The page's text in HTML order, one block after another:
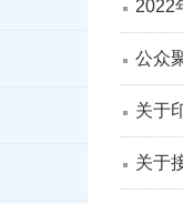
2022
公众
关于
关于